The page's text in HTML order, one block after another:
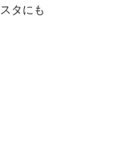
タにも